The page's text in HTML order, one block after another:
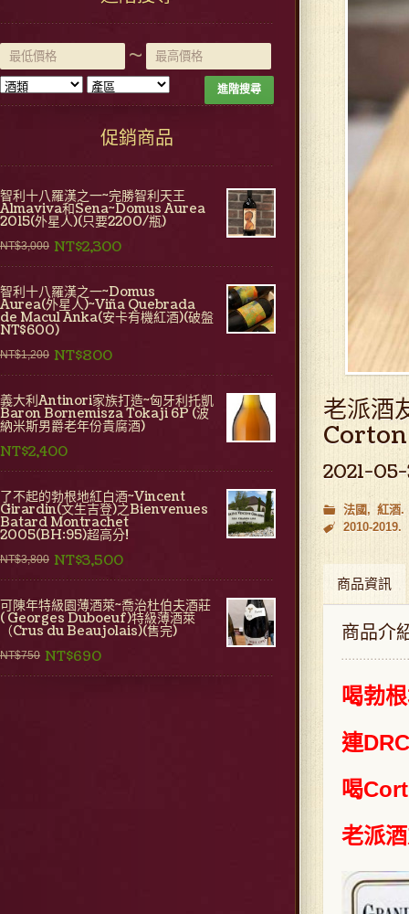
~
進階搜尋
促銷商品
智利十八羅漢之一~完勝智利天王
Almaviva和Sena~Domus Aurea
2015(外星人)(只要2200/瓶)
NT$3,000 NT$2,300
智利十八羅漢之一~Domus
Aurea(外星人)~Viña Quebrada
de Macul Anka(安卡有機紅酒)(破盤
NT$600)
NT$1,200 NT$800
義大利Antinori家族打造~匈牙利托凱
Baron Bornemisza Tokaji 6P (波
納米斯男爵老年份貴腐酒)
NT$2,400
了不起的勃根地紅白酒~Vincent
Girardin(文生吉登)之Bienvenues
Batard Montrachet
2005(BH:95)超高分!
NT$3,800 NT$3,500
可陳年特級園薄酒萊~喬治杜伯夫酒莊
( Georges Duboeuf)特級薄酒萊
（Crus du Beaujolais)(售完)
NT$750 NT$690
老派酒
Corton
2021-
法國
紅酒
2010-2019
商品資訊
商品介
喝勃
連
喝
老派